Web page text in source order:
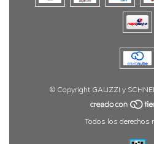
© Copyright GALIZZI y
Todos los derechos